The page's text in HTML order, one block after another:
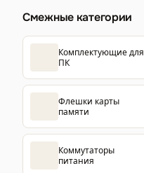
Смежные категории
Комплектующие для
ПК
Флешки карты
памяти
Коммутаторы
питания